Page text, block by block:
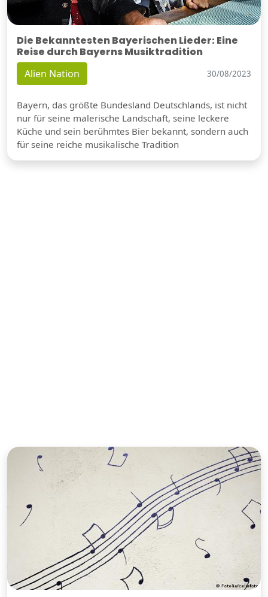
Die Bekanntesten Bayerischen Lieder: Eine
Reise durch Bayerns Musiktradition
Alien Nation 30/08/2023
Bayern, das größte Bundesland Deutschlands, ist nicht
nur für seine malerische Landschaft, seine leckere
Küche und sein berühmtes Bier bekannt, sondern auch
für seine reiche musikalische Tradition